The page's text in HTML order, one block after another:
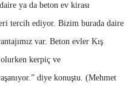
ya da beton ev kirası
tercih ediyor. Bizim burada daire
var. Beton evler Kış
olurken kerpiç ve
diye konuştu. (Mehmet